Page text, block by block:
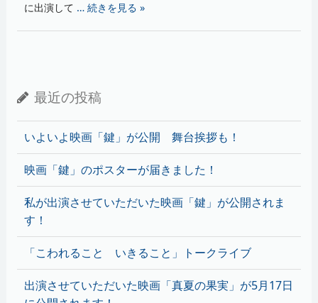
に出演して … 続きを見る »
最近の投稿
いよいよ映画「鍵」が公開 舞台挨拶も！
映画「鍵」のポスターが届きました！
私が出演させていただいた映画「鍵」が公開されま
す！
「こわれること いきること」トークライブ
出演させていただいた映画「真夏の果実」が5月17日